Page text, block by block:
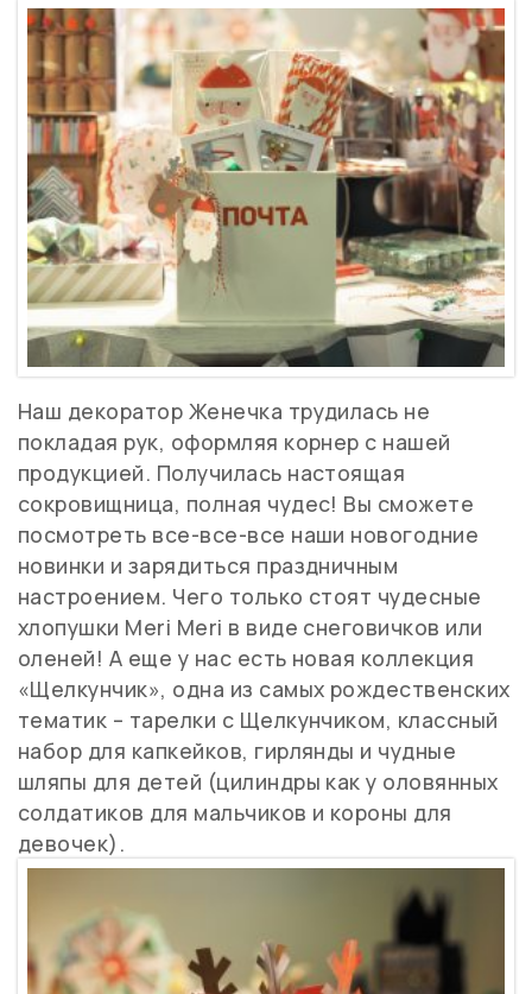
Наш декоратор Женечка трудилась не
покладая рук, оформляя корнер с нашей
продукцией. Получилась настоящая
сокровищница, полная чудес! Вы сможете
посмотреть все-все-все наши новогодние
новинки и зарядиться праздничным
настроением. Чего только стоят чудесные
хлопушки Meri Meri в виде снеговичков или
оленей! А еще у нас есть новая коллекция
«Щелкунчик», одна из самых рождественских
тематик – тарелки с Щелкунчиком, классный
набор для капкейков, гирлянды и чудные
шляпы для детей (цилиндры как у оловянных
солдатиков для мальчиков и короны для
девочек).